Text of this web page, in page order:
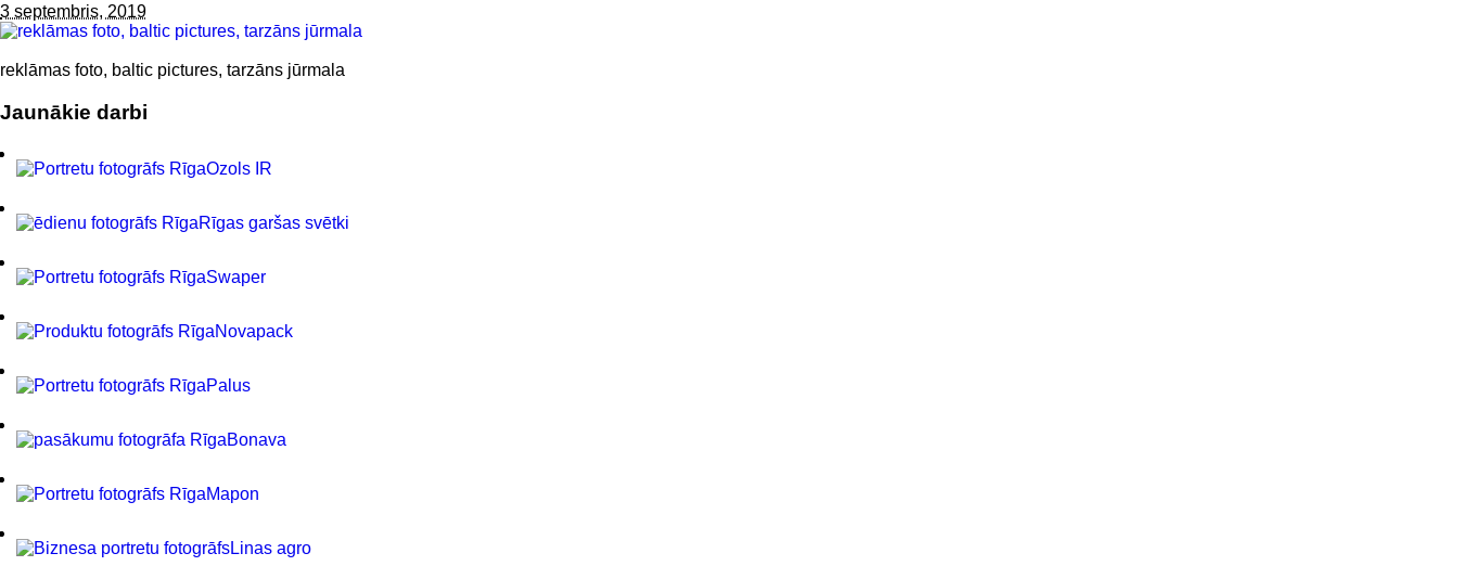
3 septembris, 2019
reklāmas foto, baltic pictures, tarzāns jūrmala
Jaunākie darbi
Ozols IR
Rīgas garšas svētki
Swaper
Novapack
Palus
Bonava
Mapon
Linas agro